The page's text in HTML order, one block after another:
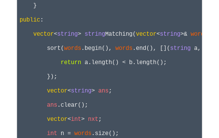
public :
vector<string> stringMatching(vector<string>& words
        sort(
words .begin(), words .end(), []( string a,
return a.length() < b.length();
        });
vector<string> ans ;
ans .clear();
vector<int> nxt ;
int n = words .size();